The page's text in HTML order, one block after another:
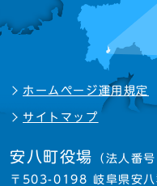
ホームページ運用規定
サイトマップ
安八町役場 （法人番
〒503-0198 岐阜県安八